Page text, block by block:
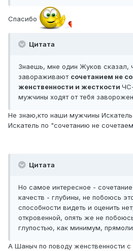
Спасибо
Цитата
Знаешь, мне один Жуков сказал,
завораживают сочетанием не
женственности и жесткости
мужчины ходят от тебя
Не знаю,кто наши мужчины
Искатель по "сочетанию не
Цитата
Но самое интересное -
качеств - глубины, не побоюсь
способности видеть и оценить
откровенной, опять же не
глупостью, как минимум,
А Шаныч по поводу женственности